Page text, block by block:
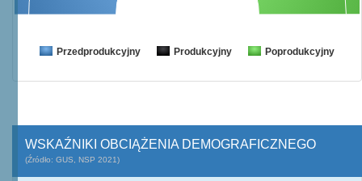
Przedprodukcyjny Produkcyjny Poprodukcyjny
WSKAŹNIKI OBCIĄŻENIA DEMOGRAFICZNEGO
(Źródło: GUS, NSP 2021)